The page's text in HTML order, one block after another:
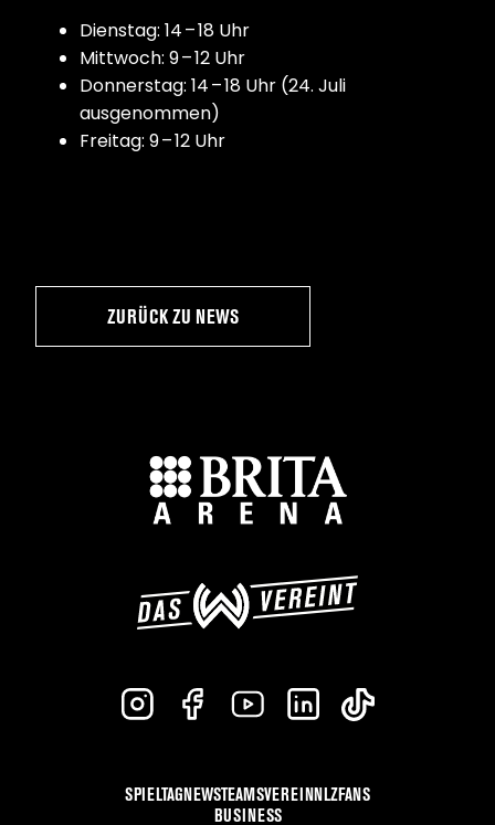
Dienstag: 14 – 18 Uhr
Mittwoch: 9 – 12 Uhr
Donnerstag: 14 – 18 Uhr (24. Juli
ausgenommen)
Freitag: 9 – 12 Uhr
ZURÜCK ZU NEWS
SPIELTAGNEWSTEAMSVEREINNLZFANS
BUSINESS